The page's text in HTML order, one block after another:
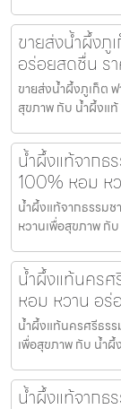
ขายส่งน้ำผึ้งภู
อร่อยสดชื่น ร
ขายส่งน้ำผึ้งภูเก็ต
สุขภาพ กับ น้ำผึ้งแท้
น้ำผึ้งแท้จากธ
100% หอม ห
น้ำผึ้งแท้จากธรรมช
หวานเพื่อสุขภาพ กั
น้ำผึ้งแท้นครศ
หอม หวาน อร่
น้ำผึ้งแท้นครศรีธร
เพื่อสุขภาพ กับ น้ำผึ้
น้ำผึ้งแท้จากธ